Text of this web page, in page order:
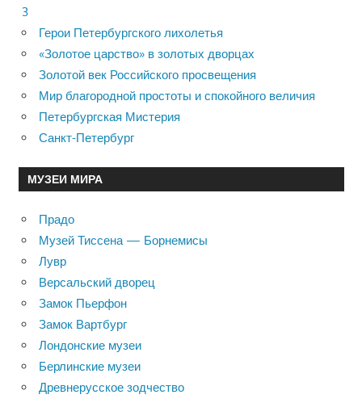
3
Герои Петербургского лихолетья
«Золотое царство» в золотых дворцах
Золотой век Российского просвещения
Мир благородной простоты и спокойного величия
Петербургская Мистерия
Санкт-Петербург
МУЗЕИ МИРА
Прадо
Музей Тиссена — Борнемисы
Лувр
Версальский дворец
Замок Пьерфон
Замок Вартбург
Лондонские музеи
Берлинские музеи
Древнерусское зодчество